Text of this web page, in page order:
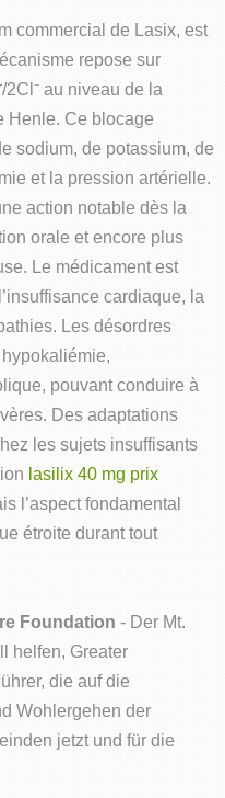
commercial de Lasix, est
repose sur
2Cl⁻ au niveau de la
Henle. Ce blocage
sodium, de potassium, de
et la pression artérielle.
action notable dès la
orale et encore plus
Le médicament est
cardiaque, la
Les désordres
pouvant conduire à
Des adaptations
les sujets insuffisants
lasilix 40 mg prix
l’aspect fondamental
étroite durant tout
Foundation - Der Mt.
helfen, Greater
die auf die
Wohlergehen der
jetzt und für die